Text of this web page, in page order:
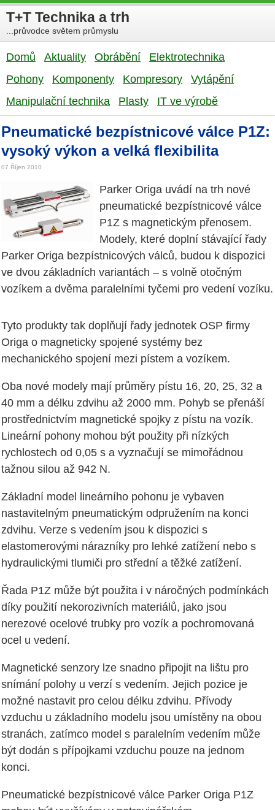
T+T Technika a trh
...průvodce světem průmyslu
Domů Aktuality Obrábění
Elektrotechnika
Pohony
Komponenty Kompresory
Vytápění
Manipulační technika
Plasty IT ve výrobě
Pneumatické bezpístnicové válce P1Z:
vysoký výkon a velká flexibilita
07 Říjen 2010
Parker Origa uvádí na trh nové
pneumatické bezpístnicové válce
P1Z s magnetickým přenosem.
Modely, které doplní stávající řady
Parker Origa bezpístnicových válců, budou k dispozici
ve dvou základních variantách – s volně otočným
vozíkem a dvěma paralelními tyčemi pro vedení vozíku.
Tyto produkty tak doplňují řady jednotek OSP firmy
Origa o magneticky spojené systémy bez
mechanického spojení mezi pístem a vozíkem.
Oba nové modely mají průměry pístu 16, 20, 25, 32 a
40 mm a délku zdvihu až 2000 mm. Pohyb se přenáší
prostřednictvím magnetické spojky z pístu na vozík.
Lineární pohony mohou být použity při nízkých
rychlostech od 0,05 s a vyznačují se mimořádnou
tažnou silou až 942 N.
Základní model lineárního pohonu je vybaven
nastavitelným pneumatickým odpružením na konci
zdvihu. Verze s vedením jsou k dispozici s
elastomerovými nárazníky pro lehké zatížení nebo s
hydraulickými tlumiči pro střední a těžké zatížení.
Řada P1Z může být použita i v náročných podmínkách
díky použití nekorozivních materiálů, jako jsou
nerezové ocelové trubky pro vozík a pochromovaná
ocel u vedení.
Magnetické senzory lze snadno připojit na lištu pro
snímání polohy u verzí s vedením. Jejich pozice je
možné nastavit pro celou délku zdvihu. Přívody
vzduchu u základního modelu jsou umístěny na obou
stranách, zatímco model s paralelním vedením může
být dodán s přípojkami vzduchu pouze na jednom
konci.
Pneumatické bezpístnicové válce Parker Origa P1Z